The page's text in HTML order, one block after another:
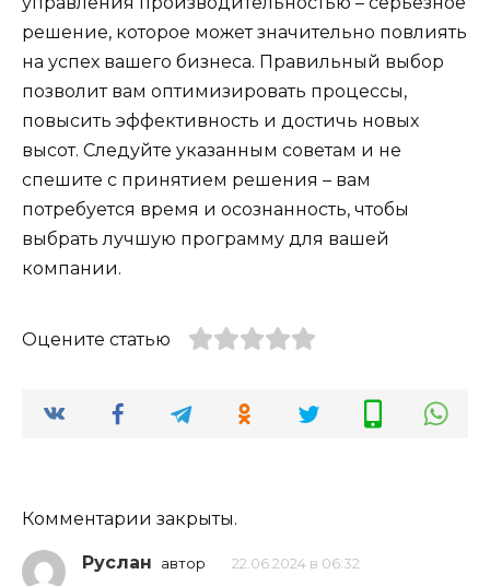
решение, которое может значительно повлиять
на успех вашего бизнеса. Правильный выбор
позволит вам оптимизировать процессы,
повысить эффективность и достичь новых
высот. Следуйте указанным советам и не
спешите с принятием решения – вам
потребуется время и осознанность, чтобы
выбрать лучшую программу для вашей
компании.
Оцените статью
Комментарии закрыты.
Руслан автор 22.06.2024 в 06:32